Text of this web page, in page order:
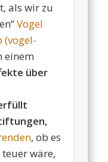
als wir zu
Vogel
(vogel-
einem
über
, ob es
wäre,